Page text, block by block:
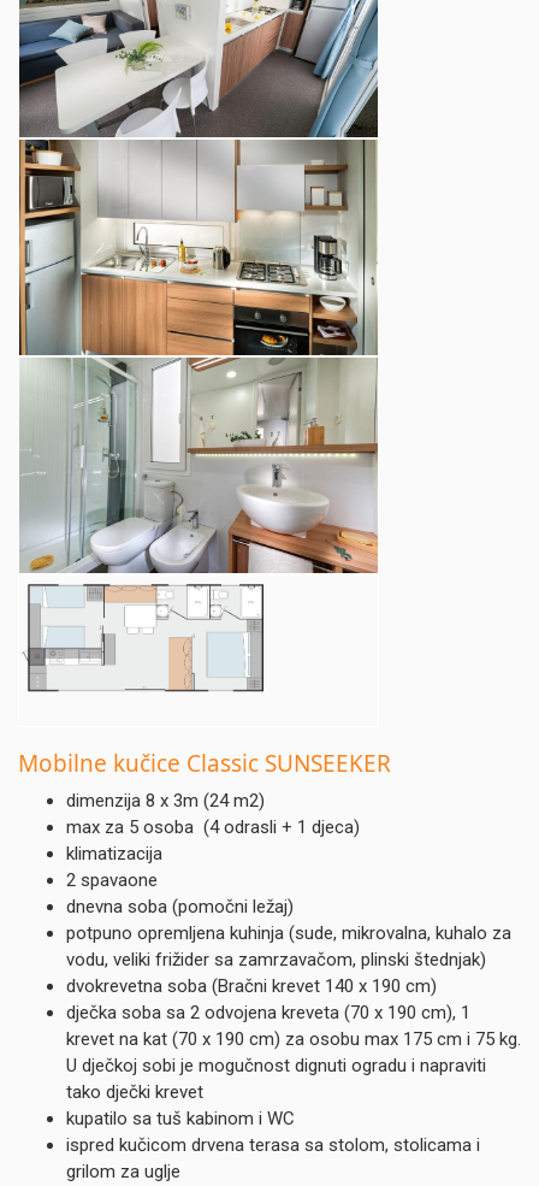
Mobilne kučice Classic SUNSEEKER
dimenzija 8 x 3m (24 m2)
max za 5 osoba (4 odrasli + 1 djeca)
klimatizacija
2 spavaone
dnevna soba (pomočni ležaj)
potpuno opremljena kuhinja (sude, mikrovalna, kuhalo za
vodu, veliki frižider sa zamrzavačom, plinski štednjak)
dvokrevetna soba (Bračni krevet 140 x 190 cm)
dječka soba sa 2 odvojena kreveta (70 x 190 cm), 1
krevet na kat (70 x 190 cm) za osobu max 175 cm i 75 kg.
U dječkoj sobi je mogučnost dignuti ogradu i napraviti
tako dječki krevet
kupatilo sa tuš kabinom i WC
ispred kučicom drvena terasa sa stolom, stolicama i
grilom za uglje